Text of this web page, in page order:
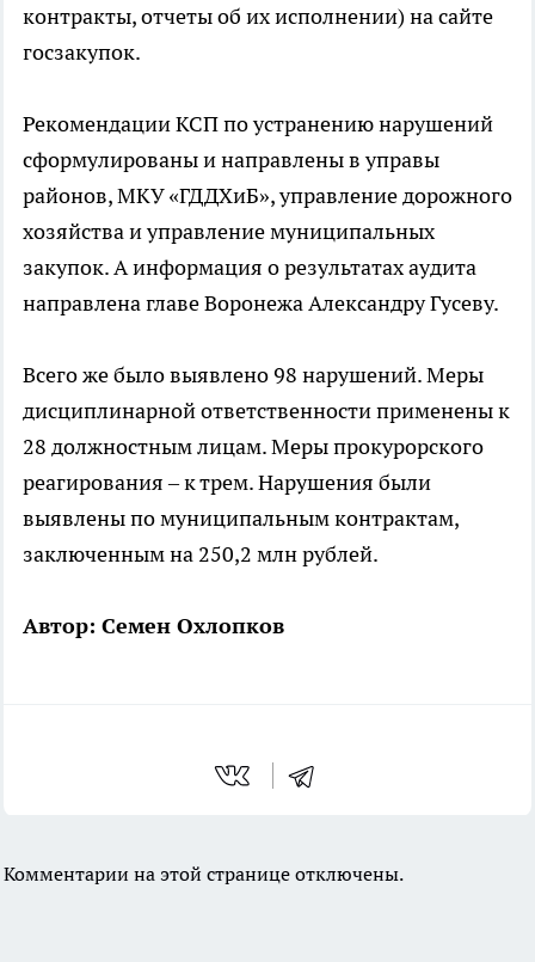
контракты, отчеты об их исполнении) на сайте
госзакупок.
Рекомендации КСП по устранению нарушений
сформулированы и направлены в управы
районов, МКУ «ГДДХиБ», управление дорожного
хозяйства и управление муниципальных
закупок. А информация о результатах аудита
направлена главе Воронежа Александру Гусеву.
Всего же было выявлено 98 нарушений. Меры
дисциплинарной ответственности применены к
28 должностным лицам. Меры прокурорского
реагирования – к трем. Нарушения были
выявлены по муниципальным контрактам,
заключенным на 250,2 млн рублей.
Автор: Семен Охлопков
Комментарии на этой странице отключены.